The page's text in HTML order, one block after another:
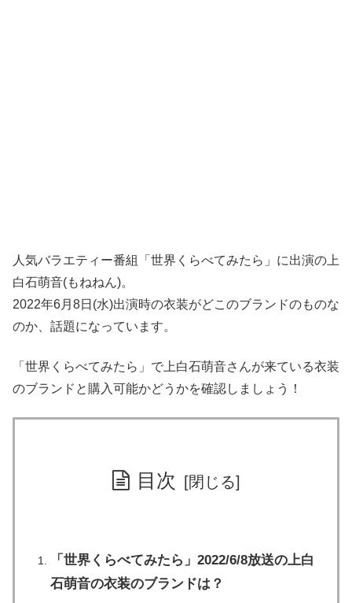
人気バラエティー番組「世界くらべてみたら」に出演の上
白石萌音(もねねん)。
2022年6月8日(水)出演時の衣装がどこのブランドのものな
のか、話題になっています。
「世界くらべてみたら」で上白石萌音さんが来ている衣装
のブランドと購入可能かどうかを確認しましょう！
目次
「世界くらべてみたら」2022/6/8放送の上白
石萌音の衣装のブランドは？